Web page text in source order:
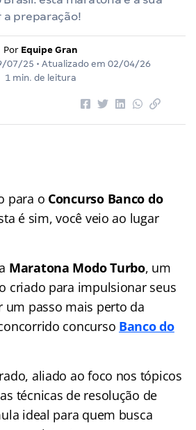
preparação!
Por Equipe Gran
07/25 • Atualizado em 02/04/26
1 min. de leitura
para o Concurso Banco do
é sim, você veio ao lugar
Maratona Modo Turbo, um
criado para impulsionar seus
um passo mais perto da
concurso Banco do
aliado ao foco nos tópicos
técnicas de resolução de
ideal para quem busca